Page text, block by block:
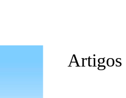
Artigos